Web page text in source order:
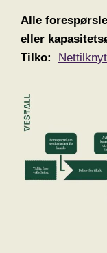
Alle
eller
Tilko: